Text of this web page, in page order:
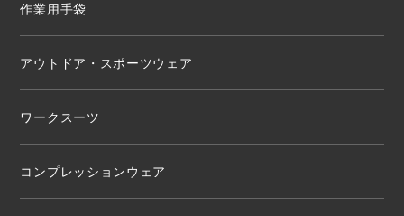
作業用手袋
アウトドア・スポーツウェア
ワークスーツ
コンプレッションウェア